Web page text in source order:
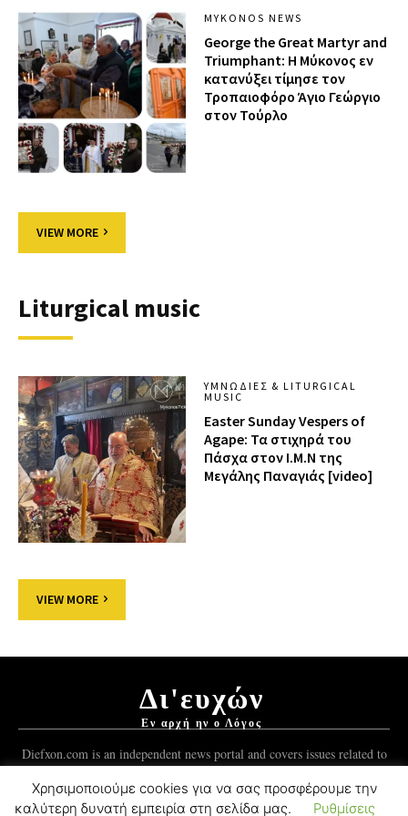
MYKONOS NEWS
George the Great Martyr and
Triumphant: Η Μύκονος εν
κατανύξει τίμησε τον
Τροπαιοφόρο Άγιο Γεώργιο
στον Τούρλο
VIEW MORE
Liturgical music
ΥΜΝΩΔΊΕΣ & LITURGICAL
MUSIC
Easter Sunday Vespers of
Agape: Τα στιχηρά του
Πάσχα στον Ι.Μ.Ν της
Μεγάλης Παναγιάς [video]
VIEW MORE
Δι'ευχών
Εν αρχή ην ο Λόγος
Diefxon.com is an independent news portal and covers issues related to
Χρησιμοποιούμε cookies για να σας προσφέρουμε την
καλύτερη δυνατή εμπειρία στη σελίδα μας.
Ρυθμίσεις